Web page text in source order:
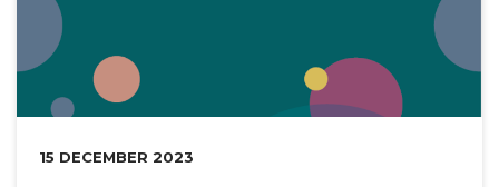
DATUM:
15 DECEMBER 2023